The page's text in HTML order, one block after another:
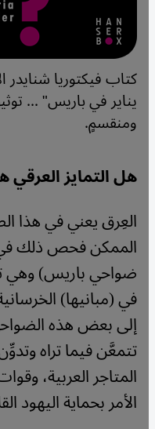
كتاب فيكتوريا شنايدر
يناير في باريس" ...
ومنقسمٍ.
هل التمايز
العِرق يعني في هذا
الممكن فحص ذلك
ضواحي باريس) وهي
في (مبانيها)
إلى بعض هذه
تتمعَّن فيما تراه
المتاجر العربية،
الأمر بحماية اليهود